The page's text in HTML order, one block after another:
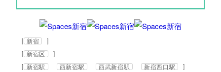
[ 新宿
]
[ 新宿区
]
[ 新宿駅 西新宿駅 西武新宿駅 新宿西口駅 ]